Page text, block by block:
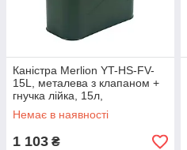
Каністра Merlion YT-HS-FV-
15L, металева з клапаном +
гнучка лійка, 15л,
340х165х360мм, Green
Немає в наявності
1 103 ₴